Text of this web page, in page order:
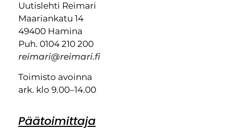
Uutislehti Reimari
Maariankatu 14
49400 Hamina
Puh. 0104 210 200
reimari@reimari.fi
Toimisto avoinna
ark. klo 9.00–14.00
Päätoimittaja